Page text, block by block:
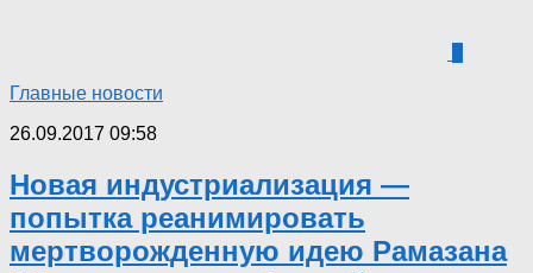
Главные новости
26.09.2017 09:58
Новая индустриализация —
попытка реанимировать
мертворожденную идею Рамазана